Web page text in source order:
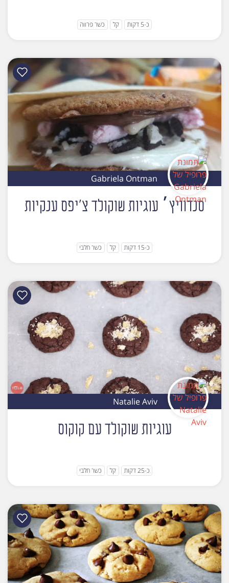
כ-5 דקות קל כשר פרווה
Gabriela Ontman
סנדוויץ׳ עוגיות שוקולד צ'יפס ענקיות
כ-15 דקות קל כשר חלבי
Natalie Aviv
עוגיות שוקולד עם קוקוס
כ-25 דקות קל כשר חלבי